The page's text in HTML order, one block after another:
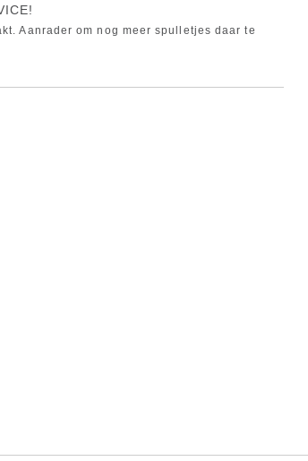
Aanrader om nog meer spulletjes daar te